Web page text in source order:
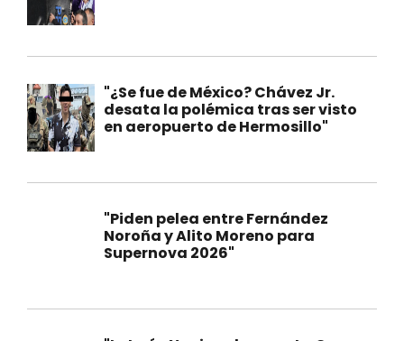
"¿Se fue de México? Chávez Jr.
desata la polémica tras ser visto
en aeropuerto de Hermosillo"
"Piden pelea entre Fernández
Noroña y Alito Moreno para
Supernova 2026"